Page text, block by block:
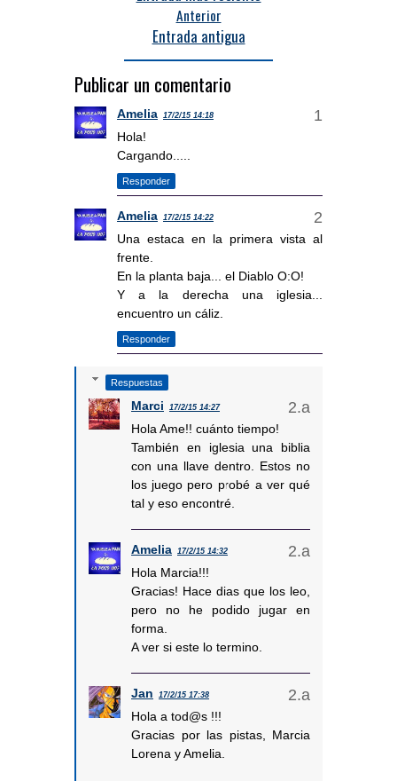
Anterior
Entrada antigua
Publicar un comentario
Amelia 17/2/15 14:18
Hola!
Cargando.....
Responder
Amelia 17/2/15 14:22
Una estaca en la primera vista al
frente.
En la planta baja... el Diablo O:O!
Y a la derecha una iglesia...
encuentro un cáliz.
Responder
Respuestas
Marci 17/2/15 14:27
Hola Ame!! cuánto tiempo!
También en iglesia una biblia
con una llave dentro. Estos no
los juego pero probé a ver qué
tal y eso encontré.
Amelia 17/2/15 14:32
Hola Marcia!!!
Gracias! Hace dias que los leo,
pero no he podido jugar en
forma.
A ver si este lo termino.
Jan 17/2/15 17:38
Hola a tod@s !!!
Gracias por las pistas, Marcia
Lorena y Amelia.